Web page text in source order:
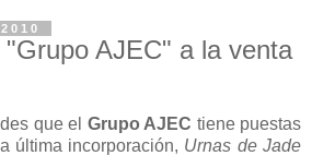
AJEC" a la venta
que el Grupo AJEC tiene puestas
última incorporación, Urnas de Jade